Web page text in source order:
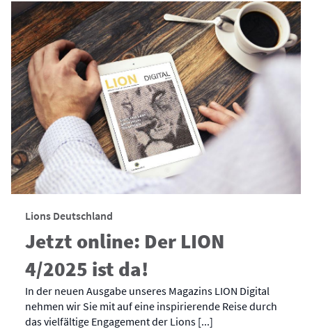
Lions Deutschland
Jetzt online: Der LION
4/2025 ist da!
In der neuen Ausgabe unseres Magazins LION Digital
nehmen wir Sie mit auf eine inspirierende Reise durch
das vielfältige Engagement der Lions [...]